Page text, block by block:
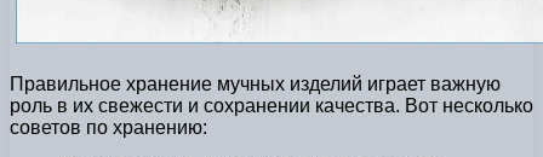
Правильное хранение мучных изделий играет важную
роль в их свежести и сохранении качества. Вот несколько
советов по хранению: